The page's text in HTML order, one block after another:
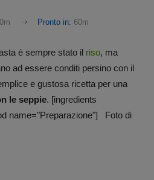
Pronto in: 60m
è sempre stato il riso, ma
ad essere conditi persino con il
e gustosa ricetta per una
le seppie. [ingredients
name="Preparazione"] Foto di